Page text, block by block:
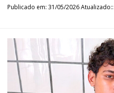
Publicado em: 31/05/2026